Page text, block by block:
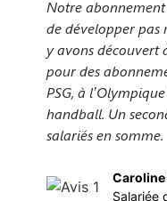
Notre
de développer pas
y avons découvert
pour des
PSG, à
handball. Un
salariés en somme.
Caroline
Salariée